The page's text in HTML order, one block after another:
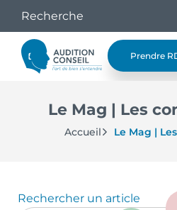
Prendre
Le Mag | Les
Accueil Le Mag |
Rechercher un article